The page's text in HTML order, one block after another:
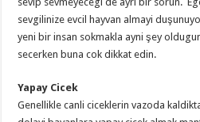
sevgilinize evcil hayvan almayi
yeni bir insan sokmakla ayni şey
secerken buna cok dikkat edin.
Yapay Cicek
Genellikle canli ciceklerin vazoda